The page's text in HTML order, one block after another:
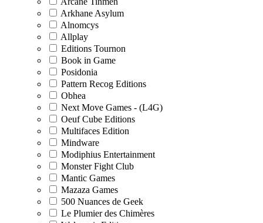
Arkhane Asylum
Alnomcys
Allplay
Editions Tournon
Book in Game
Posidonia
Pattern Recog Editions
Obhea
Next Move Games - (L4G)
Oeuf Cube Editions
Multifaces Edition
Mindware
Modiphius Entertainment
Monster Fight Club
Mantic Games
Mazaza Games
500 Nuances de Geek
Le Plumier des Chimères